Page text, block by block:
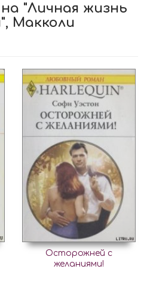
"Личная жизнь
Макколи
Осторожней с
желаниями!